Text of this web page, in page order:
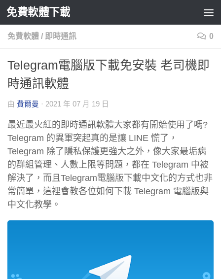
Skip to content
免費軟體下載
免費軟體 / 即時通訊 0
Telegram電腦版下載免安裝 老司機即
時通訊軟體
由 費爾曼 · 2021 年 07 月 19 日
最近最火紅的即時通訊軟體大家都有開始使用了嗎?
Telegram 的異軍突起真的是讓 LINE 慌了，
Telegram 除了隱私保護更強大之外，像大家最垢病
的群組管理、人數上限等問題，都在 Telegram 中被
解決了，而且Telegram電腦版下載中文化的方式也非
常簡單，這裡會教各位如何下載 Telegram 電腦版與
中文化教學。